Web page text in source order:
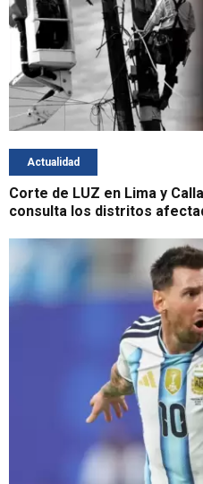
Actualidad
Corte de LUZ en Lima y
consulta los distritos